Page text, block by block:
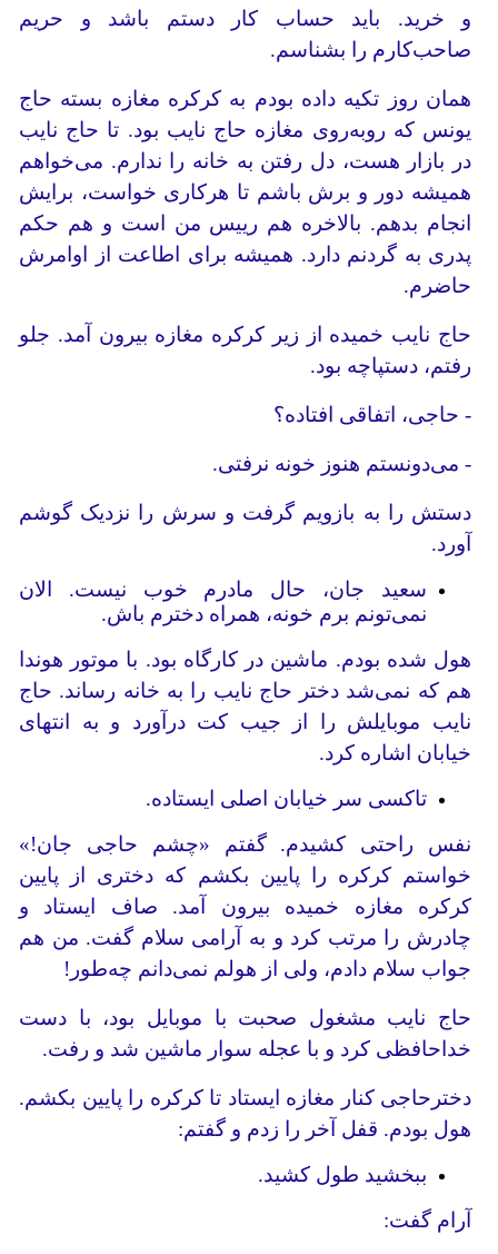
و خرید. باید حساب کار دستم باشد و حریم
صاحب‌کارم را بشناسم.
همان روز تکیه داده بودم به کرکره مغازه بسته حاج
یونس که روبه‌روی مغازه حاج نایب بود. تا حاج نایب
در بازار هست، دل رفتن به خانه را ندارم. می‌خواهم
همیشه دور و برش باشم تا هرکاری خواست، برایش
انجام بدهم. بالاخره هم رییس من است و هم حکم
پدری به گردنم دارد. همیشه برای اطاعت از اوامرش
حاضرم.
حاج نایب خمیده از زیر کرکره مغازه بیرون آمد. جلو
رفتم، دستپاچه بود.
- حاجی، اتفاقی افتاده؟
- می‌دونستم هنوز خونه نرفتی.
دستش را به بازویم گرفت و سرش را نزدیک گوشم
آورد.
سعید جان، حال مادرم خوب نیست. الان
نمی‌تونم برم خونه، همراه دخترم باش.
هول شده بودم. ماشین در کارگاه بود. با موتور هوندا
هم که نمی‌شد دختر حاج نایب را به خانه رساند. حاج
‌نایب موبایلش را از جیب کت درآورد و به انتهای
خیابان اشاره کرد.
تاکسی سر خیابان اصلی ایستاده.
نفس راحتی کشیدم. گفتم «چشم حاجی جان!»
خواستم کرکره را پایین بکشم که دختری از پایین
‌کرکره مغازه خمیده بیرون آمد. صاف ایستاد و
چادرش را مرتب کرد و به آرامی سلام گفت. من هم
جواب سلام‌ دادم، ولی از هولم نمی‌دانم چه‌طور‌!
حاج نایب مشغول صحبت با موبایل بود، با دست
خداحافظی کرد و با عجله سوار ماشین شد و رفت.
دخترحاجی کنار مغازه ایستاد تا کرکره را پایین بکشم.
هول بودم. قفل آخر را زدم و گفتم:
ببخشید طول کشید.
آرام‌ گفت: